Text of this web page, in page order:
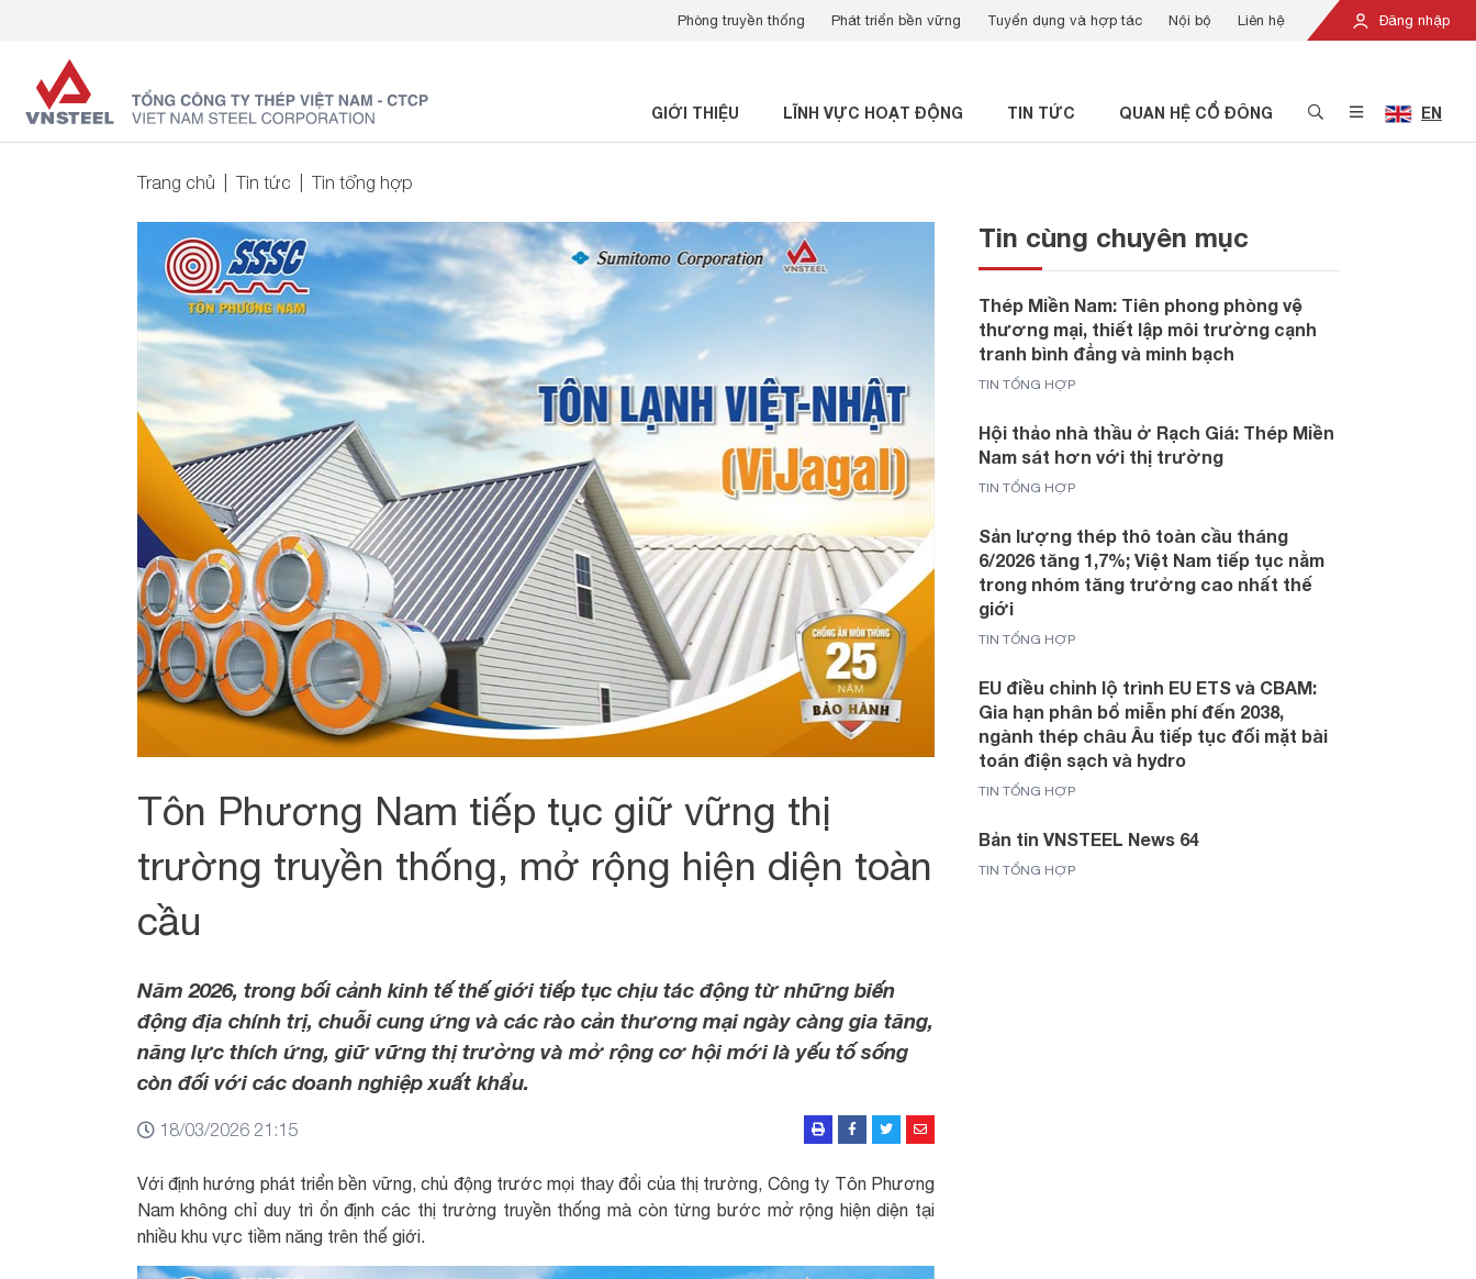
Đăng nhập
Phòng truyền thống Phát triển bền vững Tuyển dụng và hợp tác Nội bộ Liên hệ
GIỚI THIỆU LĨNH VỰC HOẠT ĐỘNG TIN TỨC QUAN HỆ CỔ ĐÔNG EN
Trang chủ Tin tức Tin tổng hợp
Tôn Phương Nam tiếp tục giữ vững thị
trường truyền thống, mở rộng hiện diện toàn
cầu
Năm 2026, trong bối cảnh kinh tế thế giới tiếp tục chịu tác động từ những biến
động địa chính trị, chuỗi cung ứng và các rào cản thương mại ngày càng gia tăng,
năng lực thích ứng, giữ vững thị trường và mở rộng cơ hội mới là yếu tố sống
còn đối với các doanh nghiệp xuất khẩu.
18/03/2026 21:15
Với định hướng phát triển bền vững, chủ động trước mọi thay đổi của thị trường, Công ty Tôn Phương
Nam không chỉ duy trì ổn định các thị trường truyền thống mà còn từng bước mở rộng hiện diện tại
nhiều khu vực tiềm năng trên thế giới.
Tin cùng chuyên mục
Thép Miền Nam: Tiên phong phòng vệ
thương mại, thiết lập môi trường cạnh
tranh bình đẳng và minh bạch
TIN TỔNG HỢP
Hội thảo nhà thầu ở Rạch Giá: Thép Miền
Nam sát hơn với thị trường
TIN TỔNG HỢP
Sản lượng thép thô toàn cầu tháng
6/2026 tăng 1,7%; Việt Nam tiếp tục nằm
trong nhóm tăng trưởng cao nhất thế
giới
TIN TỔNG HỢP
EU điều chỉnh lộ trình EU ETS và CBAM:
Gia hạn phân bổ miễn phí đến 2038,
ngành thép châu Âu tiếp tục đối mặt bài
toán điện sạch và hydro
TIN TỔNG HỢP
Bản tin VNSTEEL News 64
TIN TỔNG HỢP